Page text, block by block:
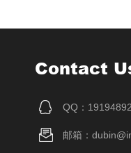
Contact
QQ：
邮箱：